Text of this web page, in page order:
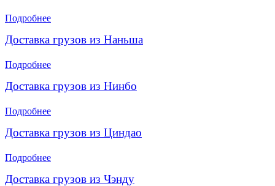
Подробнее
Доставка грузов из Наньша
Подробнее
Доставка грузов из Нинбо
Подробнее
Доставка грузов из Циндао
Подробнее
Доставка грузов из Чэнду